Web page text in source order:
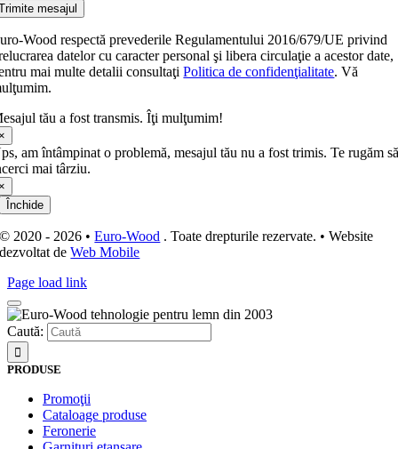
mesajul
Wood respectă prevederile Regulamentului 2016/679/UE privind
datelor cu caracter personal şi libera circulaţie a acestor date,
mai multe detalii consultaţiPolitica de confidenţialitate. Vă
tău a fost transmis. Îţi mulţumim!
am întâmpinat o problemă, mesajul tău nu a fost trimis. Te rugăm
mai târziu.
Închide
© 2020 - 2026 •Euro-Wood . Toate drepturile rezervate. • Website
dezvoltat deWeb Mobile
Page load link
Caută:
PRODUSE
Promoţii
Cataloage produse
Feronerie